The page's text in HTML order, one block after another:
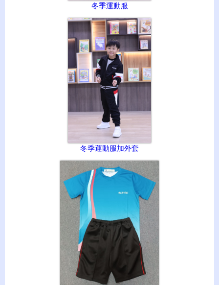
冬季運動服
冬季運動服加外套